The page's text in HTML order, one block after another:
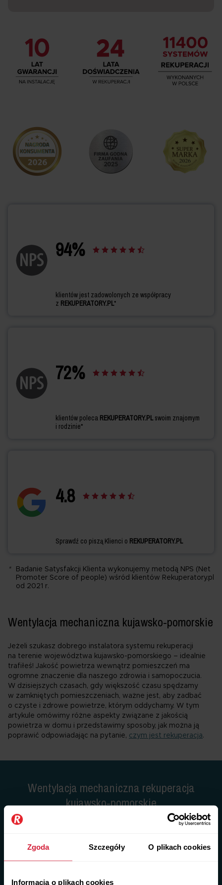
Zgoda Szczegóły O plikach cookies
Informacja o plikach cookies
94%
klientów jest zadowolonych ze współpracy
z REKUPERATORY.PL*
72%
klientów poleca REKUPERATORY.PLswoim znajomym
i rodzinie*
4.8
Sprawdź co piszą Klienci o REKUPERATORY.PL
*
Badanie Satysfakcji Klienta wykonujemy metodą NPS (Net
Promoter Score of people) wśród klientów Rekuperatory.pl
od 2021 r.
Wentylacja mechaniczna kujawsko-pomorskie
Jeżeli szukasz dobrego instalatora systemu rekuperacji
na terenie województwa kujawsko-pomorskiego – idealnie
trafiłeś! Jakość powietrza wewnątrz pomieszczeń ma
ogromne znaczenie dla naszego zdrowia i samopoczucia.
W dzisiejszych czasach, gdy większość czasu spędzamy
w zamkniętych pomieszczeniach, ważne jest, aby zadbać
o czyste i zdrowe powietrze, którym oddychamy. W tym
artykule omówimy różne aspekty związane z jakością
powietrza w domu i przedstawimy sposoby, jak można ją
poprawić odpowiadając na pytanie, czym jest rekuperacja.
Wentylacja mechaniczna rekuperacja
kujawsko-pomorskie
Sprawdź, jakie pytania o rekuperację najczęściej zadają
mieszkańcy województwa kujawsko-pomorskiego